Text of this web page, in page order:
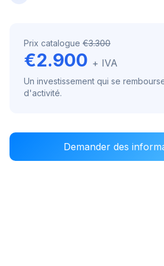
Prix catalogue €3.300
€2.900 + IVA
Un investissement qui se
d'activité.
Demander des